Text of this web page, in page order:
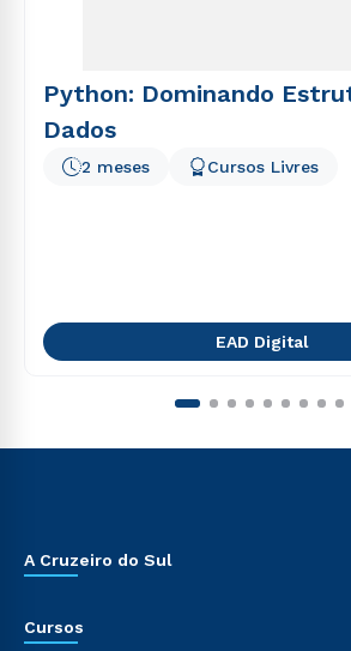
Python: Dominando
Dados
2 meses Cursos Livres
EAD Digital
A Cruzeiro do Sul
Cursos